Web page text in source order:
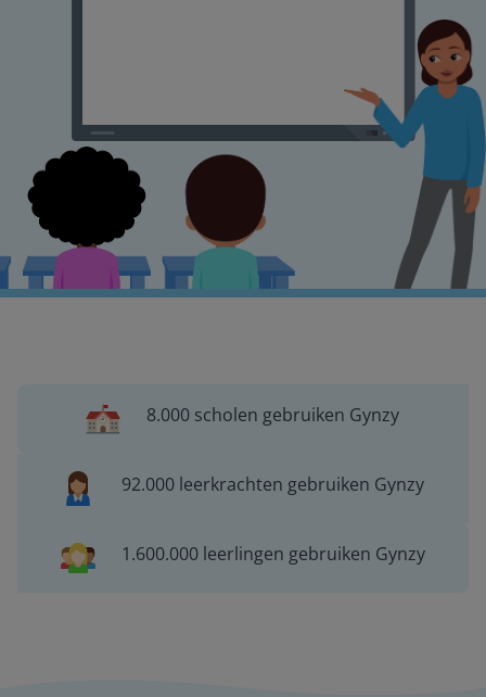
8.000 scholen gebruiken Gynzy
92.000 leerkrachten gebruiken Gynzy
1.600.000 leerlingen gebruiken Gynzy